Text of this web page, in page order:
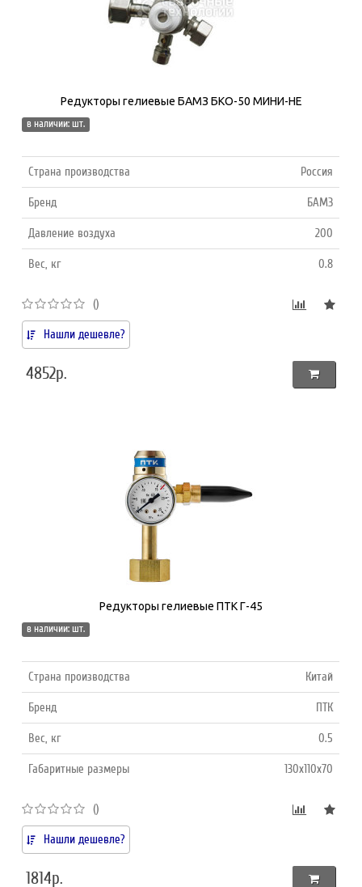
Редукторы гелиевые БАМЗ БКО-50 МИНИ-НЕ
в наличии: шт.
Страна производства Россия
Бренд БАМЗ
Давление воздуха 200
Вес, кг 0.8
()
Нашли дешевле?
4852р.
Редукторы гелиевые ПТК Г-45
в наличии: шт.
Страна производства Китай
Бренд ПТК
Вес, кг 0.5
Габаритные размеры 130х110х70
()
Нашли дешевле?
1814р.